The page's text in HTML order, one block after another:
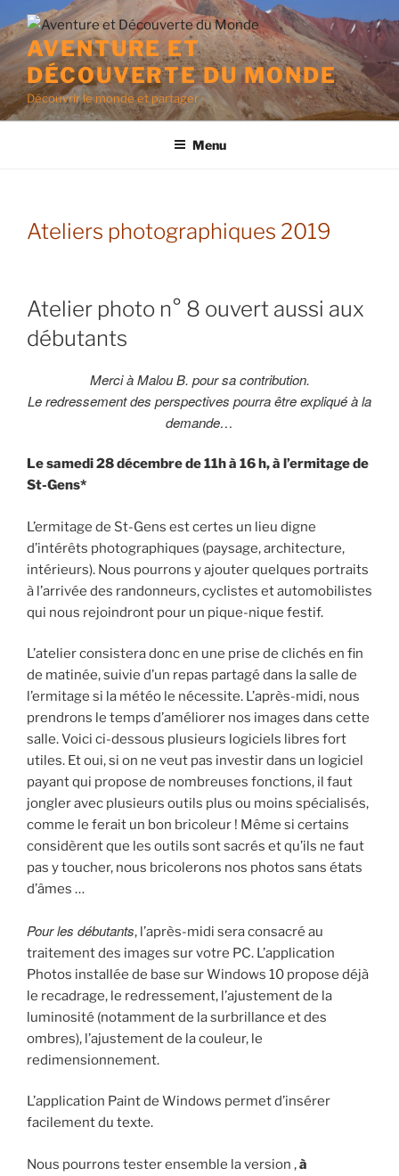
au
contenu
principal
AVENTURE ET
DÉCOUVERTE DU MONDE
Découvrir le monde et partager
Menu
Ateliers photographiques 2019
Atelier photo n° 8 ouvert aussi aux
débutants
Merci à Malou B. pour sa contribution.
Le redressement des perspectives pourra être expliqué à la
demande…
Le samedi 28 décembre de 11h à 16 h, à l’ermitage de
St-Gens*
L’ermitage de St-Gens est certes un lieu digne
d’intérêts photographiques (paysage, architecture,
intérieurs). Nous pourrons y ajouter quelques portraits
à l’arrivée des randonneurs, cyclistes et automobilistes
qui nous rejoindront pour un pique-nique festif.
L’atelier consistera donc en une prise de clichés en fin
de matinée, suivie d’un repas partagé dans la salle de
l’ermitage si la météo le nécessite. L’après-midi, nous
prendrons le temps d’améliorer nos images dans cette
salle. Voici ci-dessous plusieurs logiciels libres fort
utiles. Et oui, si on ne veut pas investir dans un logiciel
payant qui propose de nombreuses fonctions, il faut
jongler avec plusieurs outils plus ou moins spécialisés,
comme le ferait un bon bricoleur ! Même si certains
considèrent que les outils sont sacrés et qu’ils ne faut
pas y toucher, nous bricolerons nos photos sans états
d’âmes …
Pour les débutants, l’après-midi sera consacré au
traitement des images sur votre PC. L’application
Photos installée de base sur Windows 10 propose déjà
le recadrage, le redressement, l’ajustement de la
luminosité (notamment de la surbrillance et des
ombres), l’ajustement de la couleur, le
redimensionnement.
L’application Paint de Windows permet d’insérer
facilement du texte.
Nous pourrons tester ensemble la version ,à